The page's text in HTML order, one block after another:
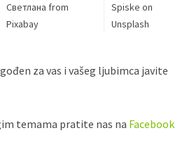
Светлана from
Pixabay
Spiske on
Unsplash
za vas i vašeg ljubimca javite
temama pratite nas na Facebook